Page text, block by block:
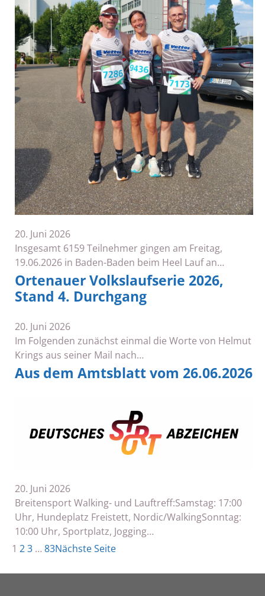
20. Juni 2026
Insgesamt 6159 Teilnehmer gingen am Freitag,
19.06.2026 in Baden-Baden beim Heel Lauf an…
Ortenauer Volkslaufserie 2026,
Stand 4. Durchgang
20. Juni 2026
Im Folgenden zunächst einmal die Worte von Helmut
Krings aus seiner Mail nach…
Aus dem Amtsblatt vom 26.06.2026
20. Juni 2026
Breitensport Walking- und Lauftreff:Samstag: 17:00
Uhr, Hundeplatz Freistett, Nordic/WalkingSonntag:
10:00 Uhr, Sportplatz, Jogging…
1 23 … 83Nächste Seite